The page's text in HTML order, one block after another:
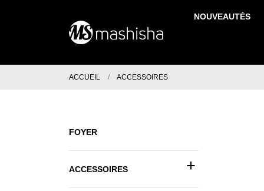
NOUVEAUTÉS
ACCUEIL ACCESSOIRES
FOYER
ACCESSOIRES +